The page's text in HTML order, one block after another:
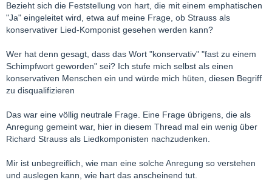
Bezieht sich die Feststellung von hart, die mit einem emphatischen
"Ja" eingeleitet wird, etwa auf meine Frage, ob Strauss als
konservativer Lied-Komponist gesehen werden kann?
Wer hat denn gesagt, dass das Wort "konservativ" "fast zu einem
Schimpfwort geworden" sei? Ich stufe mich selbst als einen
konservativen Menschen ein und würde mich hüten, diesen Begriff
zu disqualifizieren
Das war eine völlig neutrale Frage. Eine Frage übrigens, die als
Anregung gemeint war, hier in diesem Thread mal ein wenig über
Richard Strauss als Liedkomponisten nachzudenken.
Mir ist unbegreiflich, wie man eine solche Anregung so verstehen
und auslegen kann, wie hart das anscheinend tut.